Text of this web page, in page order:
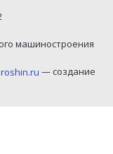
машиностроения
— создание